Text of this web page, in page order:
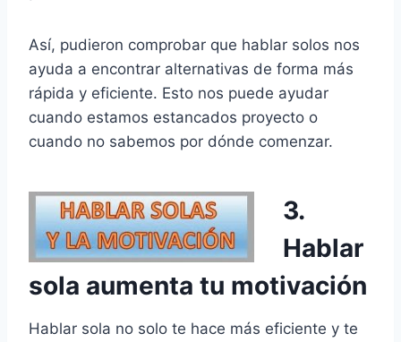
Así, pudieron comprobar que hablar solos nos
ayuda a encontrar alternativas de forma más
rápida y eficiente. Esto nos puede ayudar
cuando estamos estancados proyecto o
cuando no sabemos por dónde comenzar.
3.
Hablar
sola aumenta tu motivación
Hablar sola no solo te hace más eficiente y te